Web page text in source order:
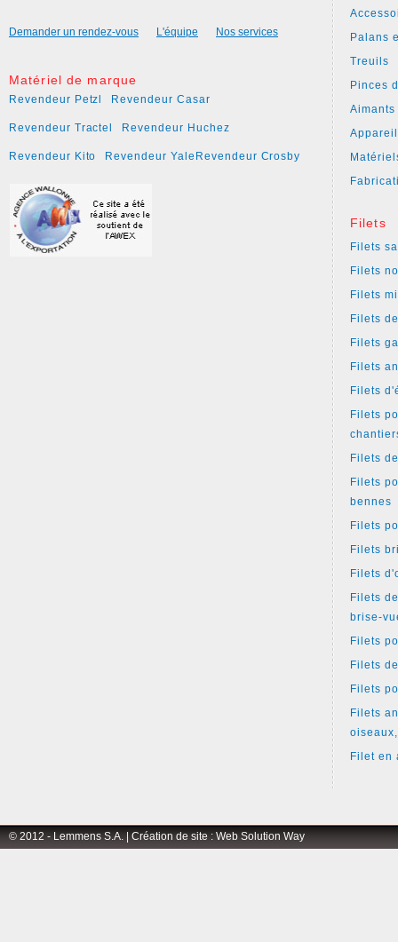
Demander un rendez-vous L'équipe Nos services
Matériel de marque
Revendeur Petzl Revendeur Casar
Revendeur Tractel Revendeur Huchez
Revendeur Kito Revendeur Yale Revendeur Crosby
Palans
Treuils
Pinces
Filets
Filets
Filets
Filets
Filets
Filets
Filets
Filets
Filets
Filets
Filets
bennes
Filets
Filets
Filets
Filets
brise-
Filets
Filets
Filets
Filets
Filet en
© 2012 - Lemmens S.A. | Création de site : Web Solution Way